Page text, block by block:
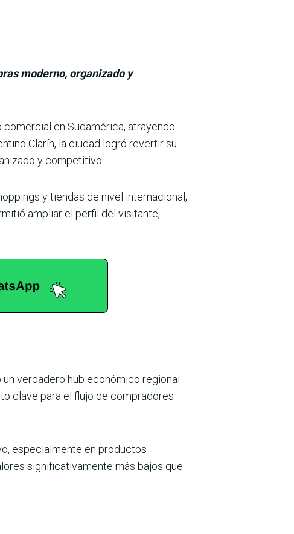
moderno, organizado y
en Sud­américa, atrayendo
Clarín, la ciudad logró revertir su
y competitivo.
y tiendas de nivel internacional,
ampliar el perfil del visitante,
verdadero hub eco­nómico regional.
clave para el flujo de compradores
especialmente en productos
significativamente más bajos que